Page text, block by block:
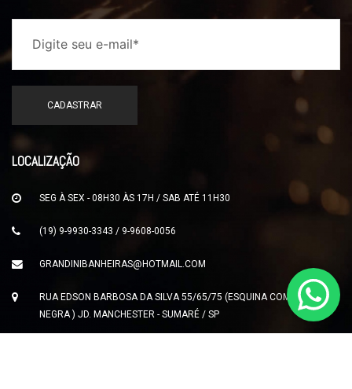
LOCALIZAÇÃO
SEG À SEX - 08H30 ÀS 17H / SAB ATÉ 11H30
(19) 9-9930-3343 / 9-9608-0056
GRANDINIBANHEIRAS@HOTMAIL.COM
RUA EDSON BARBOSA DA SILVA 55/65/75 (ESQUINA COM SERRA
NEGRA ) JD. MANCHESTER - SUMARÉ / SP